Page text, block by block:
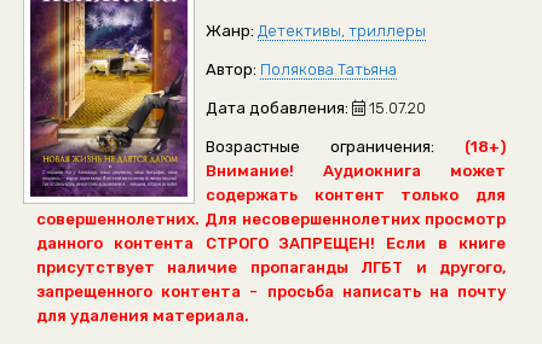
Жанр: Детективы, триллеры
Автор: Полякова Татьяна
Дата добавления: 15.07.20
Возрастные ограничения:
(18+)
Внимание! Аудиокнига может
содержать контент только для
совершеннолетних. Для несовершеннолетних просмотр
данного контента СТРОГО ЗАПРЕЩЕН! Если в книге
присутствует наличие пропаганды ЛГБТ и другого,
запрещенного контента - просьба написать на почту
для удаления материала.